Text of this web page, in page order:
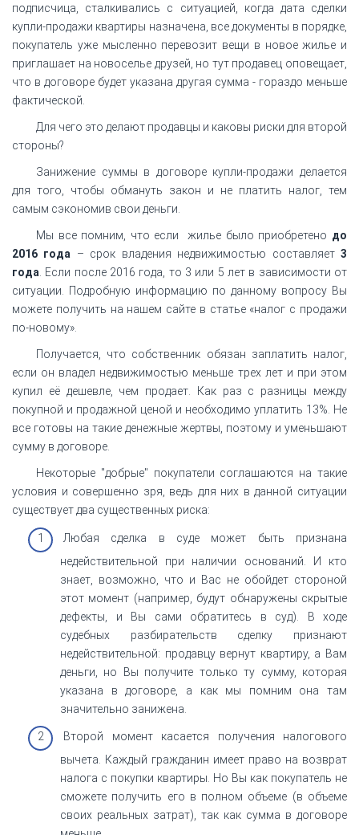
подписчица, сталкивались с ситуацией, когда дата сделки
купли-продажи квартиры назначена, все документы в порядке,
покупатель уже мысленно перевозит вещи в новое жилье и
приглашает на новоселье друзей, но тут продавец оповещает,
что в договоре будет указана другая сумма - гораздо меньше
фактической.
Для чего это делают продавцы и каковы риски для второй
стороны?
Занижение суммы в договоре купли-продажи делается
для того, чтобы обмануть закон и не платить налог, тем
самым сэкономив свои деньги.
Мы все помним, что если жилье было приобретено до
2016 года – срок владения недвижимостью составляет3
года . Если после 2016 года, то 3 или 5 лет в зависимости от
ситуации. Подробную информацию по данному вопросу Вы
можете получить на нашем сайте в статье «налог с продажи
по-новому».
Получается, что собственник обязан заплатить налог,
если он владел недвижимостью меньше трех лет и при этом
купил её дешевле, чем продает. Как раз с разницы между
покупной и продажной ценой и необходимо уплатить 13%. Не
все готовы на такие денежные жертвы, поэтому и уменьшают
сумму в договоре.
Некоторые "добрые" покупатели соглашаются на такие
условия и совершенно зря, ведь для них в данной ситуации
существует два существенных риска:
Любая сделка в суде может быть признана
недействительной при наличии оснований. И кто
знает, возможно, что и Вас не обойдет стороной
этот момент (например, будут обнаружены скрытые
дефекты, и Вы сами обратитесь в суд). В ходе
судебных разбирательств сделку признают
недействительной: продавцу вернут квартиру, а Вам
деньги, но Вы получите только ту сумму, которая
указана в договоре, а как мы помним она там
значительно занижена.
Второй момент касается получения налогового
вычета. Каждый гражданин имеет право на возврат
налога с покупки квартиры. Но Вы как покупатель не
сможете получить его в полном объеме (в объеме
своих реальных затрат), так как сумма в договоре